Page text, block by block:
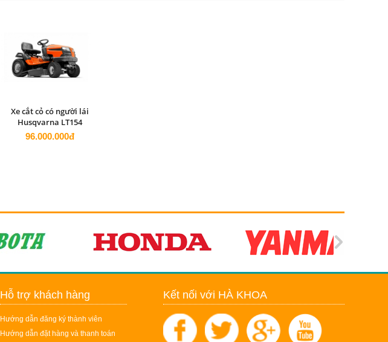
Xe cắt cỏ có người lái
Husqvarna LT154
96.000.000đ
Hỗ trợ khách hàng
Hướng dẫn đăng ký thành viên
Hướng dẫn đặt hàng và thanh toán
Kết nối với HÀ KHOA